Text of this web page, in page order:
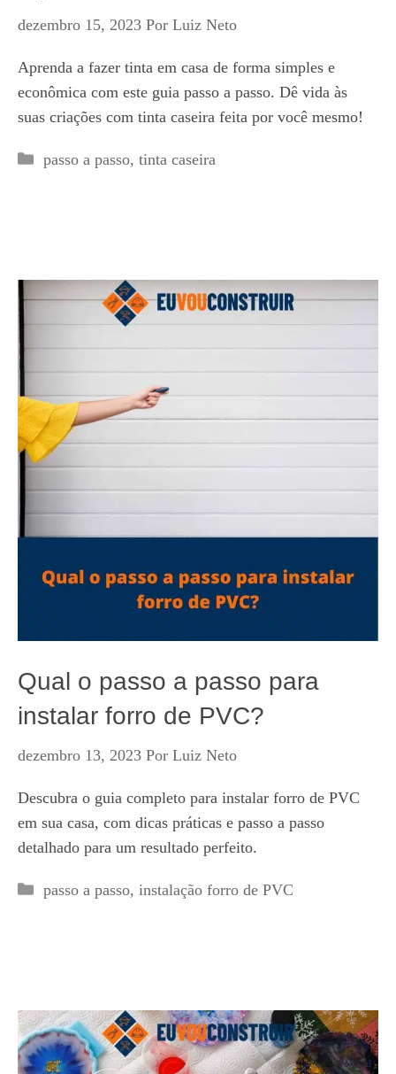
dezembro 15, 2023 Por Luiz Neto
Aprenda a fazer tinta em casa de forma simples e
econômica com este guia passo a passo. Dê vida às
suas criações com tinta caseira feita por você mesmo!
Categorias
passo a passo, tinta caseira
Qual o passo a passo para
instalar forro de PVC?
dezembro 13, 2023 Por Luiz Neto
Descubra o guia completo para instalar forro de PVC
em sua casa, com dicas práticas e passo a passo
detalhado para um resultado perfeito.
Categorias
passo a passo, instalação forro de PVC